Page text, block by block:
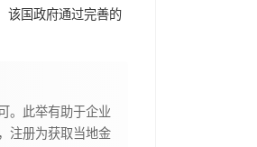
该国政府通过完善的
。此举有助于企业
注册为获取当地金